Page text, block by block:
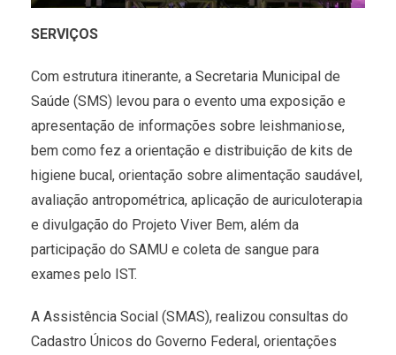
SERVIÇOS
Com estrutura itinerante, a Secretaria Municipal de
Saúde (SMS) levou para o evento uma exposição e
apresentação de informações sobre leishmaniose,
bem como fez a orientação e distribuição de kits de
higiene bucal, orientação sobre alimentação saudável,
avaliação antropométrica, aplicação de auriculoterapia
e divulgação do Projeto Viver Bem, além da
participação do SAMU e coleta de sangue para
exames pelo IST.
A Assistência Social (SMAS), realizou consultas do
Cadastro Únicos do Governo Federal, orientações